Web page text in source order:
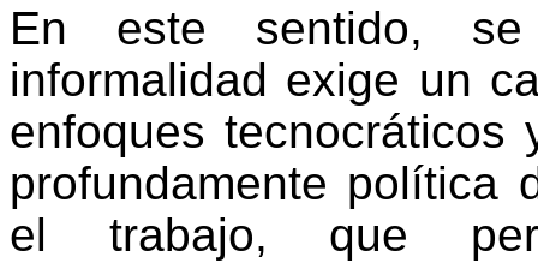
En este sentido,
informalidad exige un
enfoques tecnocráticos
profundamente política
el trabajo, que